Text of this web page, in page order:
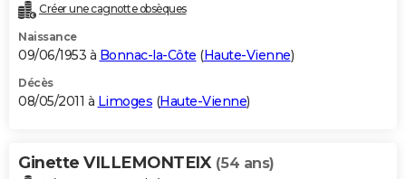
Créer une cagnotte obsèques
Naissance
09/06/1953 à Bonnac-la-Côte (Haute-Vienne)
Décès
08/05/2011 à Limoges (Haute-Vienne)
Ginette VILLEMONTEIX (54 ans)